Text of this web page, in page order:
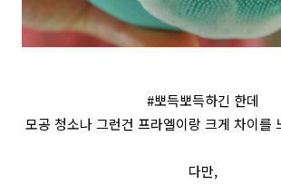
#뽀득뽀득하긴 한데
모공 청소나 그런건 프라엘이랑 크게 차이를
다만,